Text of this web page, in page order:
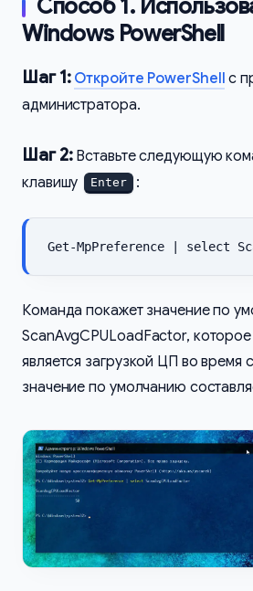
Способ 1.
Windows PowerShell
Шаг 1: Откройте PowerShell с
администратора.
Шаг 2: Вставьте следующую
клавишу
Enter :
Get-MpPreference | select
Команда покажет значение по
ScanAvgCPULoadFactor, которое
является загрузкой ЦП во время
значение по умолчанию